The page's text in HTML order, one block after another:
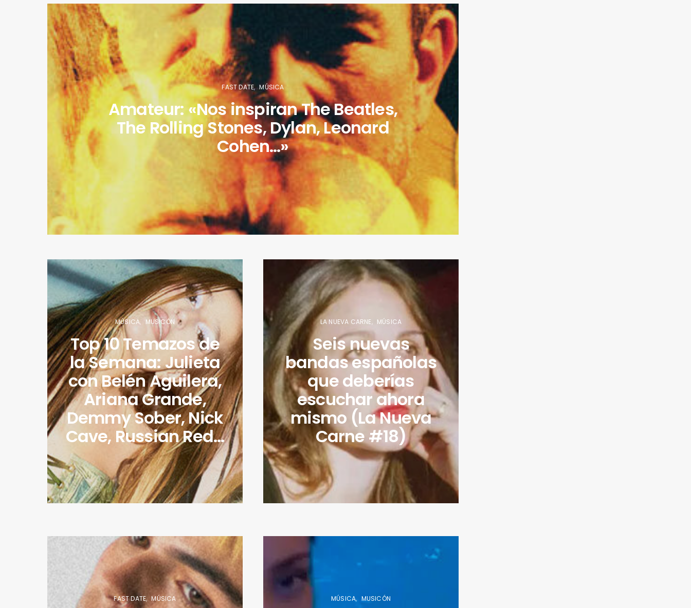
FAST DATE MÚSICA
Amateur: «Nos inspiran The Beatles,
The Rolling Stones, Dylan, Leonard
Cohen…»
MÚSICA MUSICÓN
Top 10 Temazos de
la Semana: Julieta
con Belén Aguilera,
Ariana Grande,
Demmy Sober, Nick
Cave, Russian Red…
FAST DATE MÚSICA
LA NUEVA CARNE MÚSICA
Seis nuevas
bandas españolas
que deberías
escuchar ahora
mismo (La Nueva
Carne #18)
MÚSICA MUSICÓN